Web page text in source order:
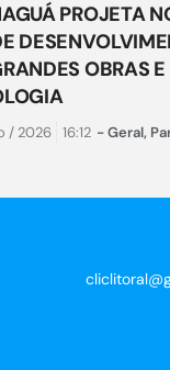
PROJETA
OBRAS E
/ 2026 16:12 -Geral,